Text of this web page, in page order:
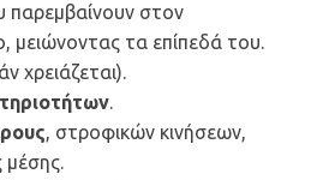
παρεμβαίνουν στον
μειώνοντας τα επίπεδά του.
χρειάζεται).
.
, στροφικών κινήσεων,
μέσης.